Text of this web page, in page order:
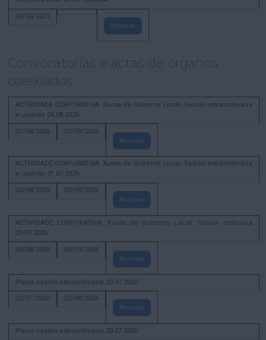
24/03/2021
Amosar
Convocatorias e actas de órganos
colexiados
ACTIVIDADE CORPORATIVA. Xunta de Goberno Local. Sesión extraordinaria
e urxente 04.08.2026
07/08/2026
07/09/2026
Amosar
ACTIVIDADE CORPORATIVA. Xunta de Goberno Local. Sesión extraordinaria
e urxente 31.07.2026
03/08/2026
03/09/2026
Amosar
ACTIVIDADE CORPORATIVA. Xunta de Goberno Local. Sesión ordinaria
29.07.2026
03/08/2026
03/09/2026
Amosar
Pleno sesión extraordinaria 20.07.2026
22/07/2026
22/08/2026
Amosar
Pleno sesión extraordinaria 20.07.2026